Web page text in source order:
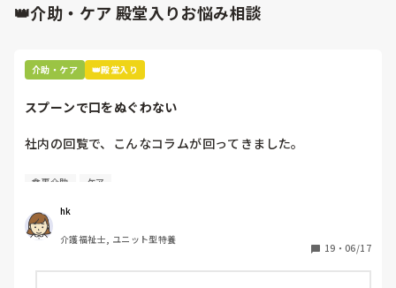
👑介助・ケア 殿堂入りお悩み相談
介助・ケア 👑殿堂入り
スプーンで口をぬぐわない
社内の回覧で、こんなコラムが回ってきました。
[スプーンで口をぬぐわない]
自分やっちゃってるなと思いました。
皆さんはどうですか⁇
食事介助 ケア
hk
介護福祉士, ユニット型特養
19 ・ 06/17